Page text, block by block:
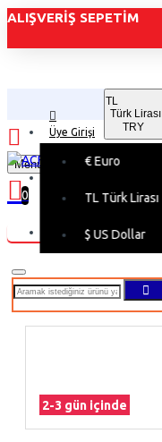
ALIŞVERIŞ SEPETIM
Üye Girişi
TL
Türk Lirası
TRY
€Euro
TL Türk Lirası
$ US Dollar
Menu
0
Alışveriş sepetiniz boş!
2-3 gün içinde